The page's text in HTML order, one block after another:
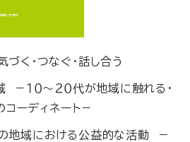
く・つなぐ・話し合う
１０～２０代が地域に触れる・
ーディネート－
地域における公益的な活動 －